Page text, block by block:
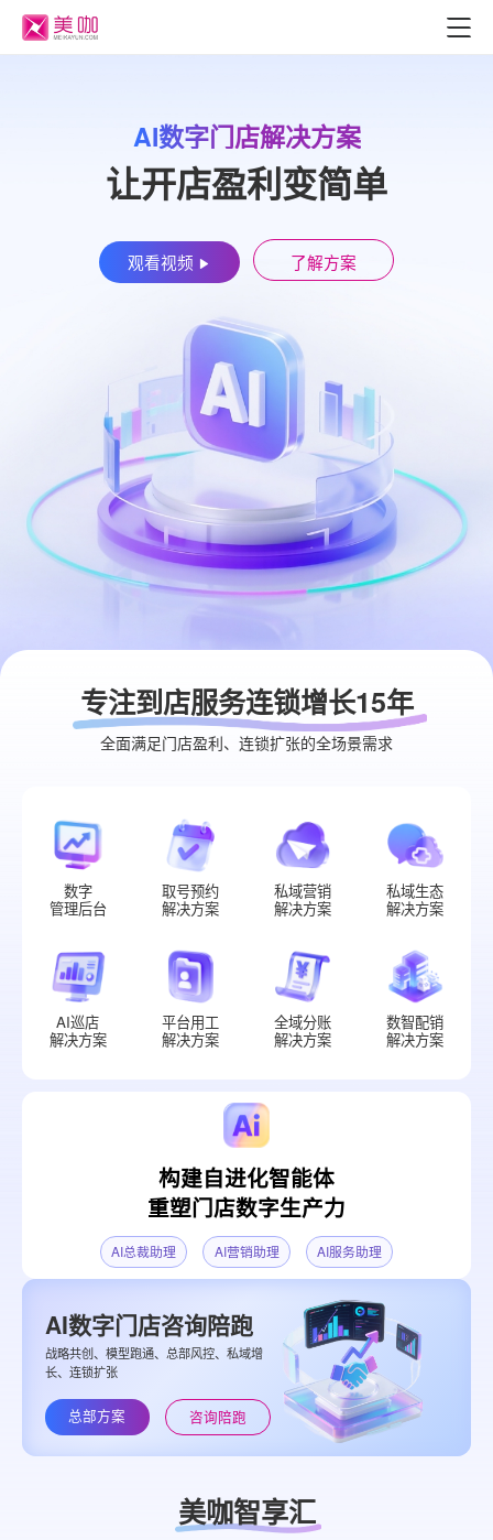
AI数字门店解决方案
让开店盈利变简单
观看视频 了解方案
专注到店服务连锁增长15年
全面满足门店盈利、连锁扩张的全场景需求
数字
管理后台
取号预约
解决方案
私域营销
解决方案
私域生态
解决方案
AI巡店
解决方案
平台用工
解决方案
全域分账
解决方案
数智配销
解决方案
构建自进化智能体
重塑门店数字生产力
AI总裁助理 AI营销助理 AI服务助理
AI数字门店咨询陪跑
战略共创、模型跑通、总部风控、私域增
长、连锁扩张
总部方案 咨询陪跑
美咖智享汇